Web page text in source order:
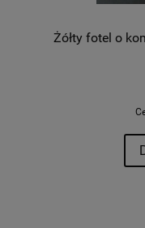
Żółty fotel o